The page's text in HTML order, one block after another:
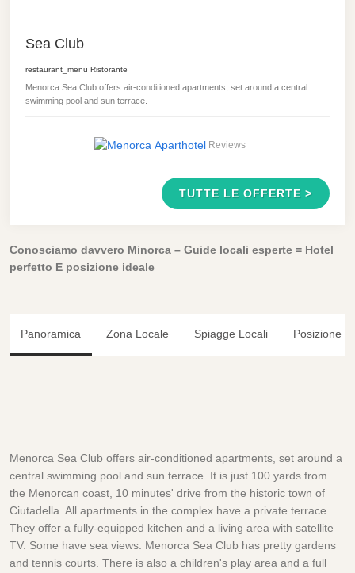
Sea Club
restaurant_menu Ristorante
Menorca Sea Club offers air-conditioned apartments, set around a central
swimming pool and sun terrace.
Reviews
TUTTE LE OFFERTE >
Conosciamo davvero Minorca – Guide locali esperte = Hotel
perfetto E posizione ideale
Panoramica Zona Locale Spiagge Locali Posizione
Menorca Sea Club offers air-conditioned apartments, set around a
central swimming pool and sun terrace. It is just 100 yards from
the Menorcan coast, 10 minutes' drive from the historic town of
Ciutadella. All apartments in the complex have a private terrace.
They offer a fully-equipped kitchen and a living area with satellite
TV. Some have sea views. Menorca Sea Club has pretty gardens
and tennis courts. There is also a children's play area and a full